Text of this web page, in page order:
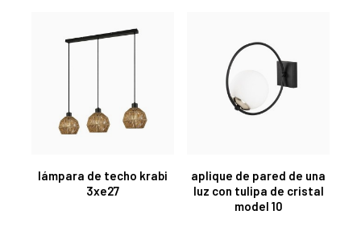
lámpara de techo krabi
3xe27
aplique de pared de una
luz con tulipa de cristal
model 10